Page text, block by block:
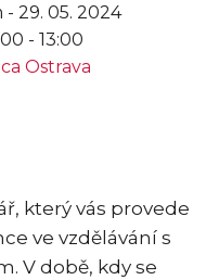
- 29. 05. 2024
- 13:00
Ostrava
který vás provede
ve vzdělávání s
V době, kdy se